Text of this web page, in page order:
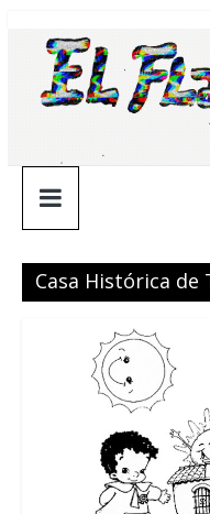
contenido
¯\_(ツ)_/
¯
Casa Histórica de